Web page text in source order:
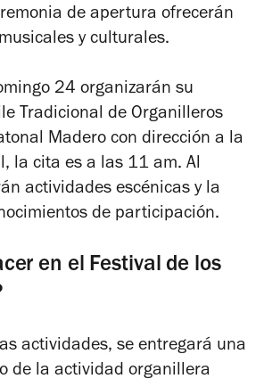
de apertura ofrecerán
y culturales.
24 organizarán su
Tradicional de Organilleros
Madero con dirección a la
la cita es a las 11 am. Al
actividades escénicas y la
de participación.
en el Festival de los
actividades, se entregará una
de la actividad organillera